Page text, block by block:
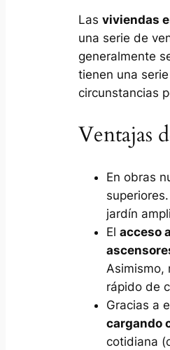
Las viviendas
una serie de
generalmente
tienen una
circunstancias
Ventajas
En obras
jardín
El acceso
Asimismo,
rápido de
Gracias a
cargando
cotidiana